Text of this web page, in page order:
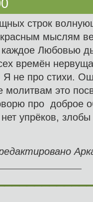
строк
мыслям
каждое Любовью
времён
Я не про стихи.
молитвам это
про доброе
нет упрёков,